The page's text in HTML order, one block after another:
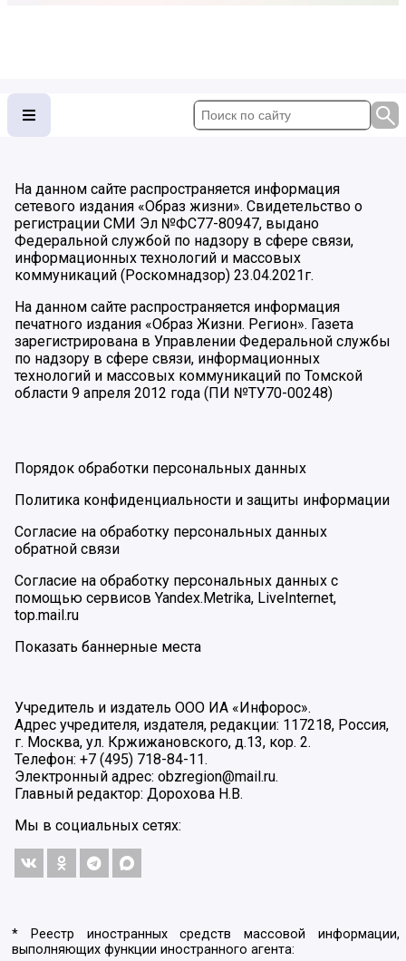
На данном сайте распространяется информация
сетевого издания «Образ жизни». Свидетельство о
регистрации СМИ Эл №ФС77-80947, выдано
Федеральной службой по надзору в сфере связи,
информационных технологий и массовых
коммуникаций (Роскомнадзор) 23.04.2021г.
На данном сайте распространяется информация
печатного издания «Образ Жизни. Регион». Газета
зарегистрирована в Управлении Федеральной службы
по надзору в сфере связи, информационных
технологий и массовых коммуникаций по Томской
области 9 апреля 2012 года (ПИ №ТУ70-00248)
Порядок обработки персональных данных
Политика конфиденциальности и защиты информации
Согласие на обработку персональных данных
обратной связи
Согласие на обработку персональных данных с
помощью сервисов Yandex.Metrika, LiveInternet,
top.mail.ru
Показать баннерные места
Учредитель и издатель ООО ИА «Инфорос».
Адрес учредителя, издателя, редакции: 117218, Россия,
г. Москва, ул. Кржижановского, д.13, кор. 2.
Телефон: +7 (495) 718-84-11.
Электронный адрес: obzregion@mail.ru.
Главный редактор: Дорохова Н.В.
Мы в социальных сетях:
* Реестр иностранных средств массовой информации,
выполняющих функции иностранного агента: